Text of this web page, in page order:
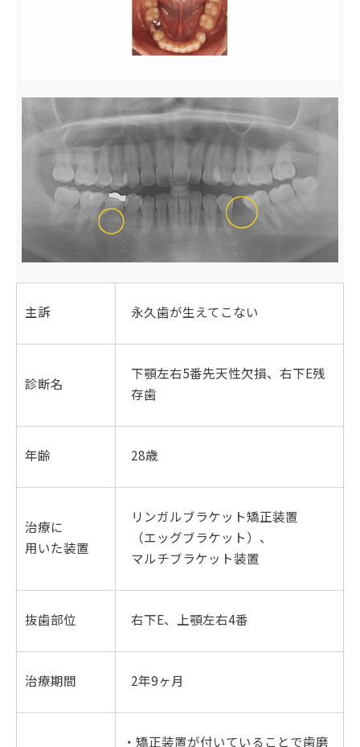
主訴 永久歯が生えてこない
診断名
下顎左右5番先天性欠損、右下E残
存歯
年齢 28歳
治療に
用いた装置
リンガルブラケット矯正装置
（エッグブラケット）、
マルチブラケット装置
抜歯部位 右下E、上顎左右4番
治療期間 2年9ヶ月
・矯正装置が付いていることで歯磨